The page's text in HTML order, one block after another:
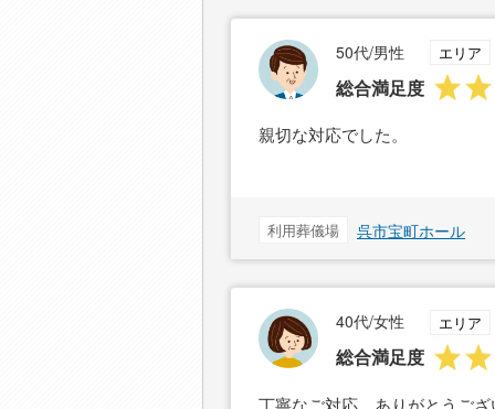
50代/男性 エリア
総合満足度
親切な対応でした。
利用葬儀場 呉市宝町ホール
40代/女性 エリア
総合満足度
丁寧なご対応、ありがとうご